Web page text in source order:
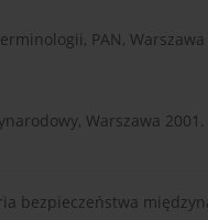
PAN, Warszawa
Warszawa 2001.
bezpieczeństwa